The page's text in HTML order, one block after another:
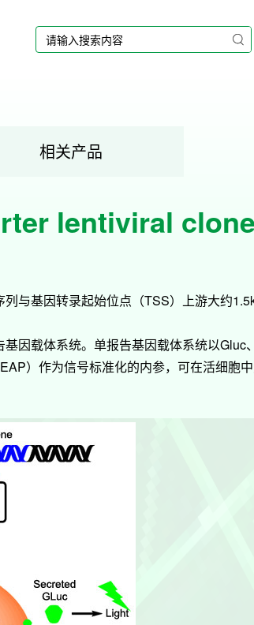

相关产品
lentiviral
与基因转录起始位点（TSS）上游大约
因载体系统。单报告基因载体系统以Gluc
）作为信号标准化的内参，可在活细胞